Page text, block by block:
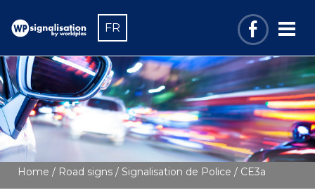
FR
Home / Road signs / Signalisation de Police / CE3a